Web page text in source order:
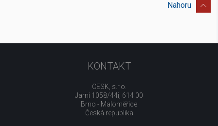
Nahoru
KONTAKT
CESK, s.r.o.
Jarní 1058/44i, 614 00
Brno - Maloměřice
Česká republika